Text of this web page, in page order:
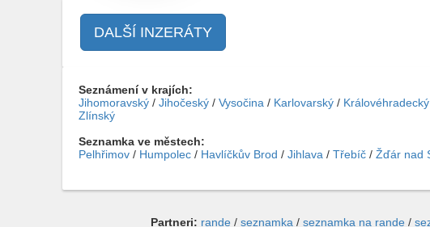
DALŠÍ INZERÁTY
Seznámení v krajích:
Jihomoravský / Jihočeský / Vysočina / Karlovarský / Královéhradecký
Zlínský
Seznamka ve městech:
Pelhřimov / Humpolec / Havlíčkův Brod / Jihlava / Třebíč / Žďár nad
Partneri: rande / seznamka / seznamka na rande /